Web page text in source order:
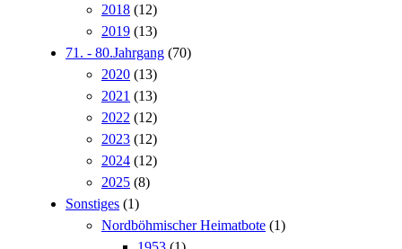
2018 (12)
2019 (13)
71. - 80.Jahrgang (70)
2020 (13)
2021 (13)
2022 (12)
2023 (12)
2024 (12)
2025 (8)
Sonstiges (1)
Nordböhmischer Heimatbote (1)